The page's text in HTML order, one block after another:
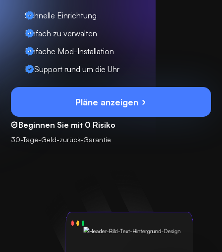
Schnelle Einrichtung
Einfach zu verwalten
Einfache Mod-Installation
IT-Support rund um die Uhr
Pläne anzeigen
Beginnen Sie mit 0 Risiko
30-Tage-Geld-zurück-Garantie